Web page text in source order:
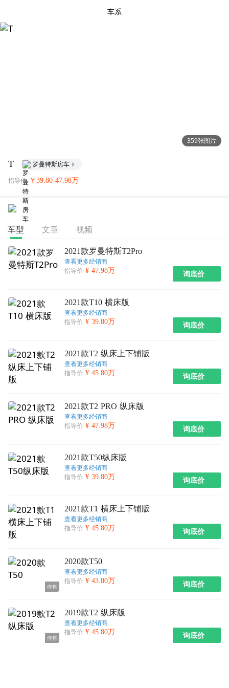
车系
359张图片
T 罗曼特斯房车
指导价 ￥39.80-47.98万
车型 文章 视频
2021款罗曼特斯T2Pro
查看更多经销商
指导价 ¥ 47.98万 询底价
2021款T10 横床版
查看更多经销商
指导价 ¥ 39.80万 询底价
2021款T2 纵床上下铺版
查看更多经销商
指导价 ¥ 45.80万 询底价
2021款T2 PRO 纵床版
查看更多经销商
指导价 ¥ 47.98万 询底价
2021款T50纵床版
查看更多经销商
指导价 ¥ 39.80万 询底价
2021款T1 横床上下铺版
查看更多经销商
指导价 ¥ 45.80万 询底价
停售
2020款T50
查看更多经销商
指导价 ¥ 43.80万 询底价
停售
2019款T2 纵床版
查看更多经销商
指导价 ¥ 45.80万 询底价